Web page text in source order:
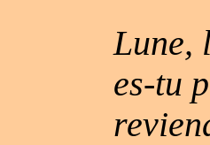
Lune,
es-tu